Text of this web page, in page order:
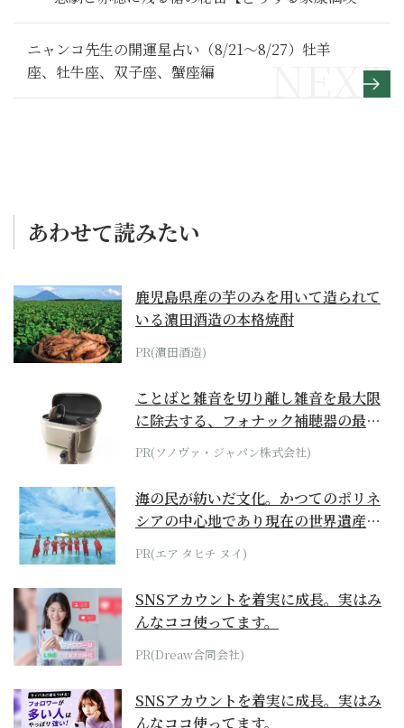
ポート】秘話発信編
ニャンコ先生の開運星占い（8/21～8/27）牡羊
座、牡牛座、双子座、蟹座編
あわせて読みたい
鹿児島県産の芋のみを用いて造られて
いる濵田酒造の本格焼酎
PR(濵田酒造)
ことばと雑音を切り離し雑音を最大限
に除去する、フォナック補聴器の最上
位モデル
PR(ソノヴァ・ジャパン株式会社)
海の民が紡いだ文化。かつてのポリネ
シアの中心地であり現在の世界遺産か
らみえてくる...
PR(エア タヒチ ヌイ)
SNSアカウントを着実に成長。実はみ
んなココ使ってます。
PR(Dreaw合同会社)
SNSアカウントを着実に成長。実はみ
んなココ使ってます。